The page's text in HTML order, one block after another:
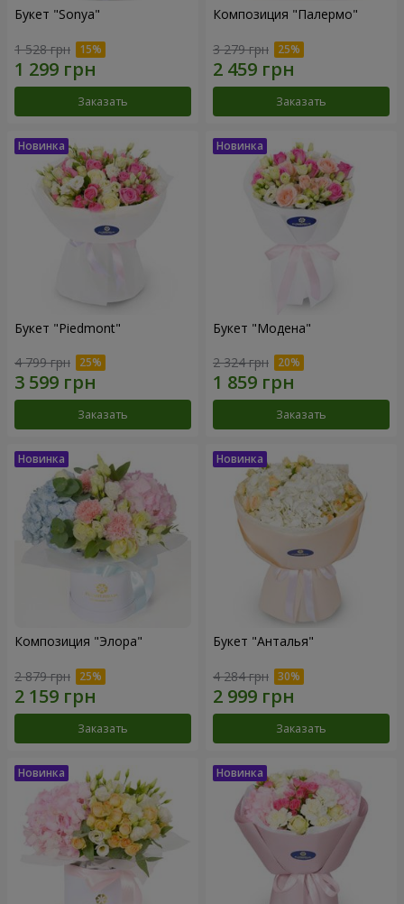
Букет "Sonya"
1 528 грн
Заказать
Композиция "Палермо"
3 279 грн
Заказать
Букет "Piedmont"
4 799 грн
Заказать
Букет "Модена"
2 324 грн
Заказать
Композиция "Элора"
2 879 грн
Заказать
Букет "Анталья"
4 284 грн
Заказать